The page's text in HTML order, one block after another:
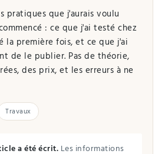
pratiques que j'aurais voulu
: ce que j'ai testé chez
la première fois, et ce que j'ai
de le publier. Pas de théorie,
des prix, et les erreurs à ne
Travaux
a été écrit. Les informations